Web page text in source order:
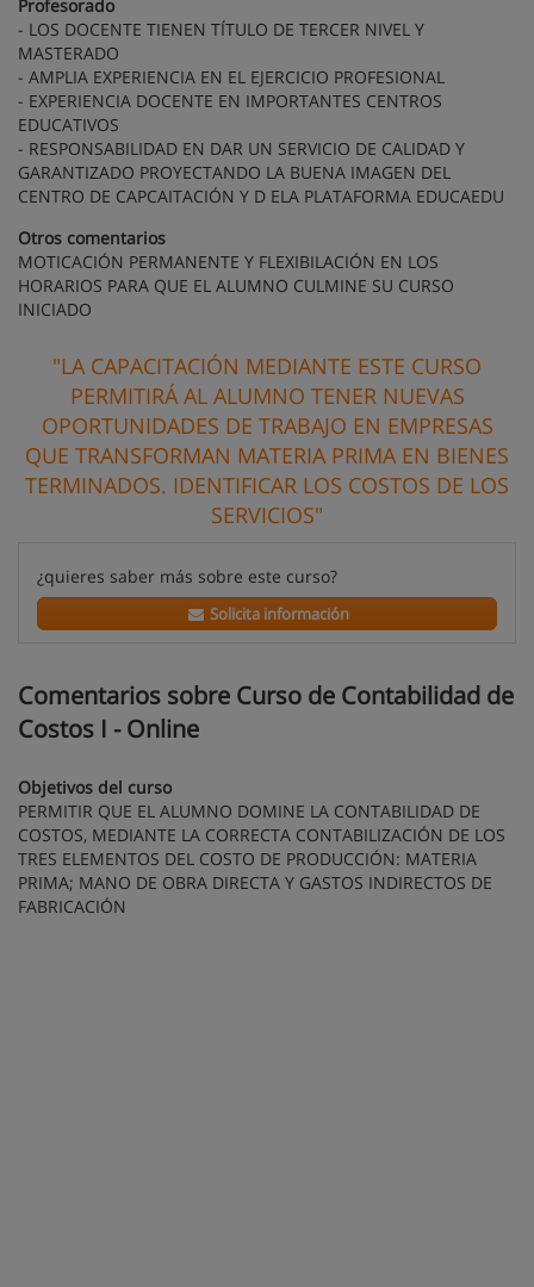
Profesorado
- LOS DOCENTE TIENEN TÍTULO DE TERCER NIVEL Y
MASTERADO
- AMPLIA EXPERIENCIA EN EL EJERCICIO PROFESIONAL
- EXPERIENCIA DOCENTE EN IMPORTANTES CENTROS
EDUCATIVOS
- RESPONSABILIDAD EN DAR UN SERVICIO DE CALIDAD Y
GARANTIZADO PROYECTANDO LA BUENA IMAGEN DEL
CENTRO DE CAPCAITACIÓN Y D ELA PLATAFORMA EDUCAEDU
Otros comentarios
MOTICACIÓN PERMANENTE Y FLEXIBILACIÓN EN LOS
HORARIOS PARA QUE EL ALUMNO CULMINE SU CURSO
INICIADO
"LA CAPACITACIÓN MEDIANTE ESTE CURSO
PERMITIRÁ AL ALUMNO TENER NUEVAS
OPORTUNIDADES DE TRABAJO EN EMPRESAS
QUE TRANSFORMAN MATERIA PRIMA EN BIENES
TERMINADOS. IDENTIFICAR LOS COSTOS DE LOS
SERVICIOS"
¿quieres saber más sobre este curso?
Solicita información
Comentarios sobre Curso de Contabilidad de
Costos I - Online
Objetivos del curso
PERMITIR QUE EL ALUMNO DOMINE LA CONTABILIDAD DE
COSTOS, MEDIANTE LA CORRECTA CONTABILIZACIÓN DE LOS
TRES ELEMENTOS DEL COSTO DE PRODUCCIÓN: MATERIA
PRIMA; MANO DE OBRA DIRECTA Y GASTOS INDIRECTOS DE
FABRICACIÓN